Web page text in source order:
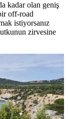
kadar olan geniş
off-road
istiyorsanız
zirvesine